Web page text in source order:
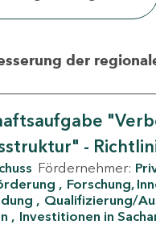
der
-
Fördernehmer:
Forschung,
Qualifizierung/
Investitionen in